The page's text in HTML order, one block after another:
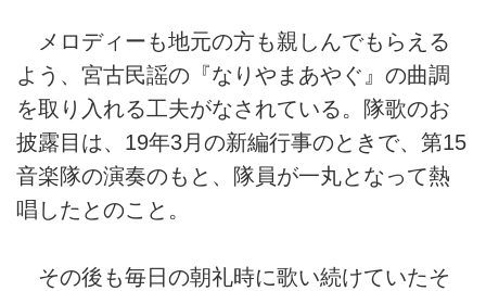
メロディーも地元の方も親しんでもらえる
よう、宮古民謡の『なりやまあやぐ』の曲調
を取り入れる工夫がなされている。隊歌のお
披露目は、19年3月の新編行事のときで、第15
音楽隊の演奏のもと、隊員が一丸となって熱
唱したとのこと。
その後も毎日の朝礼時に歌い続けていたそ